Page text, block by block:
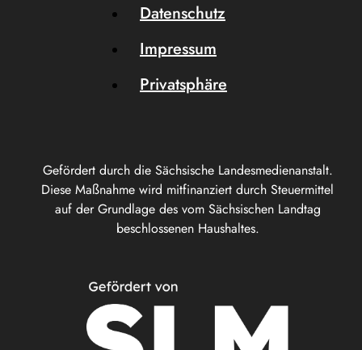
Gefördert durch die Sächsische Landesmedienanstalt.
Diese Maßnahme wird mitfinanziert durch Steuermittel
auf der Grundlage des vom Sächsischen Landtag
beschlossenen Haushaltes.
Datenschutz
Impressum
Privatsphäre